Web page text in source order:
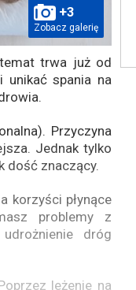
+3
Zobacz galerię
trwa już od
unikać spania na
Przyczyna
Jednak tylko
dość znaczący.
korzyści płynące
problemy z
dróg
leżenie na